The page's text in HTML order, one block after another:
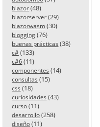
blazor (48)
blazorserver (29)
blazorwasm (30)
blogging (76)
buenas prácticas (38)
c# (133)
c#6 (11)
componentes (14)
consultas (15)
css (18)
curiosidades (43)
curso (11)
desarrollo (258)
diseño (11)